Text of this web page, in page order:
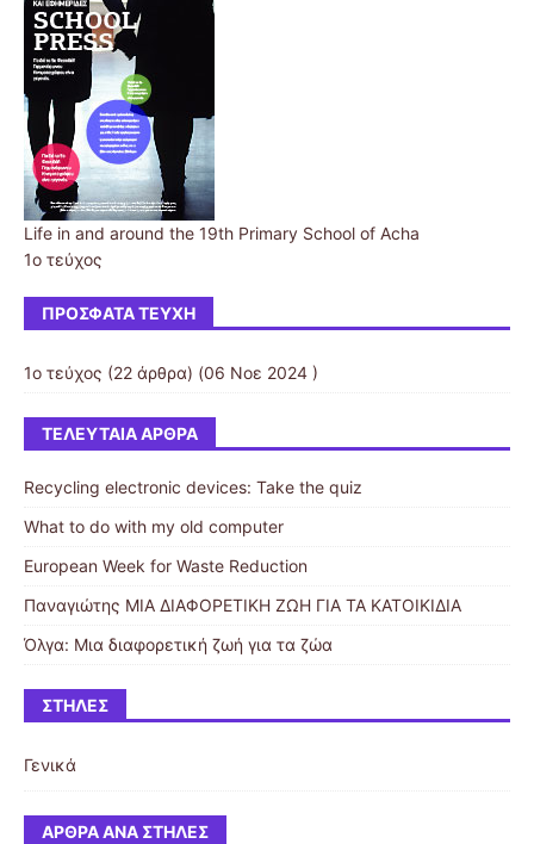
Life in and around the 19th Primary School of Acha
1ο τεύχος
ΠΡΌΣΦΑΤΑ ΤΕΎΧΗ
1ο τεύχος (22 άρθρα) (06 Νοε 2024 )
ΤΕΛΕΥΤΑΊΑ ΆΡΘΡΑ
Recycling electronic devices: Take the quiz
What to do with my old computer
European Week for Waste Reduction
Παναγιώτης ΜΙΑ ΔΙΑΦΟΡΕΤΙΚΗ ΖΩΗ ΓΙΑ ΤΑ ΚΑΤΟΙΚΙΔΙΑ
Όλγα: Μια διαφορετική ζωή για τα ζώα
ΣΤΉΛΕΣ
Γενικά
ΆΡΘΡΑ ΑΝΆ ΣΤΉΛΕΣ